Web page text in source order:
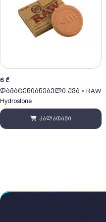
6 ₾
დამატენიანებელი ქვა • RAW
Hydrostone
კალათაში